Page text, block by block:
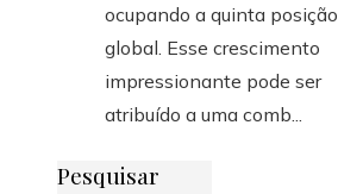
ocupando a quinta posição
global. Esse crescimento
impressionante pode ser
atribuído a uma comb...
Pesquisar